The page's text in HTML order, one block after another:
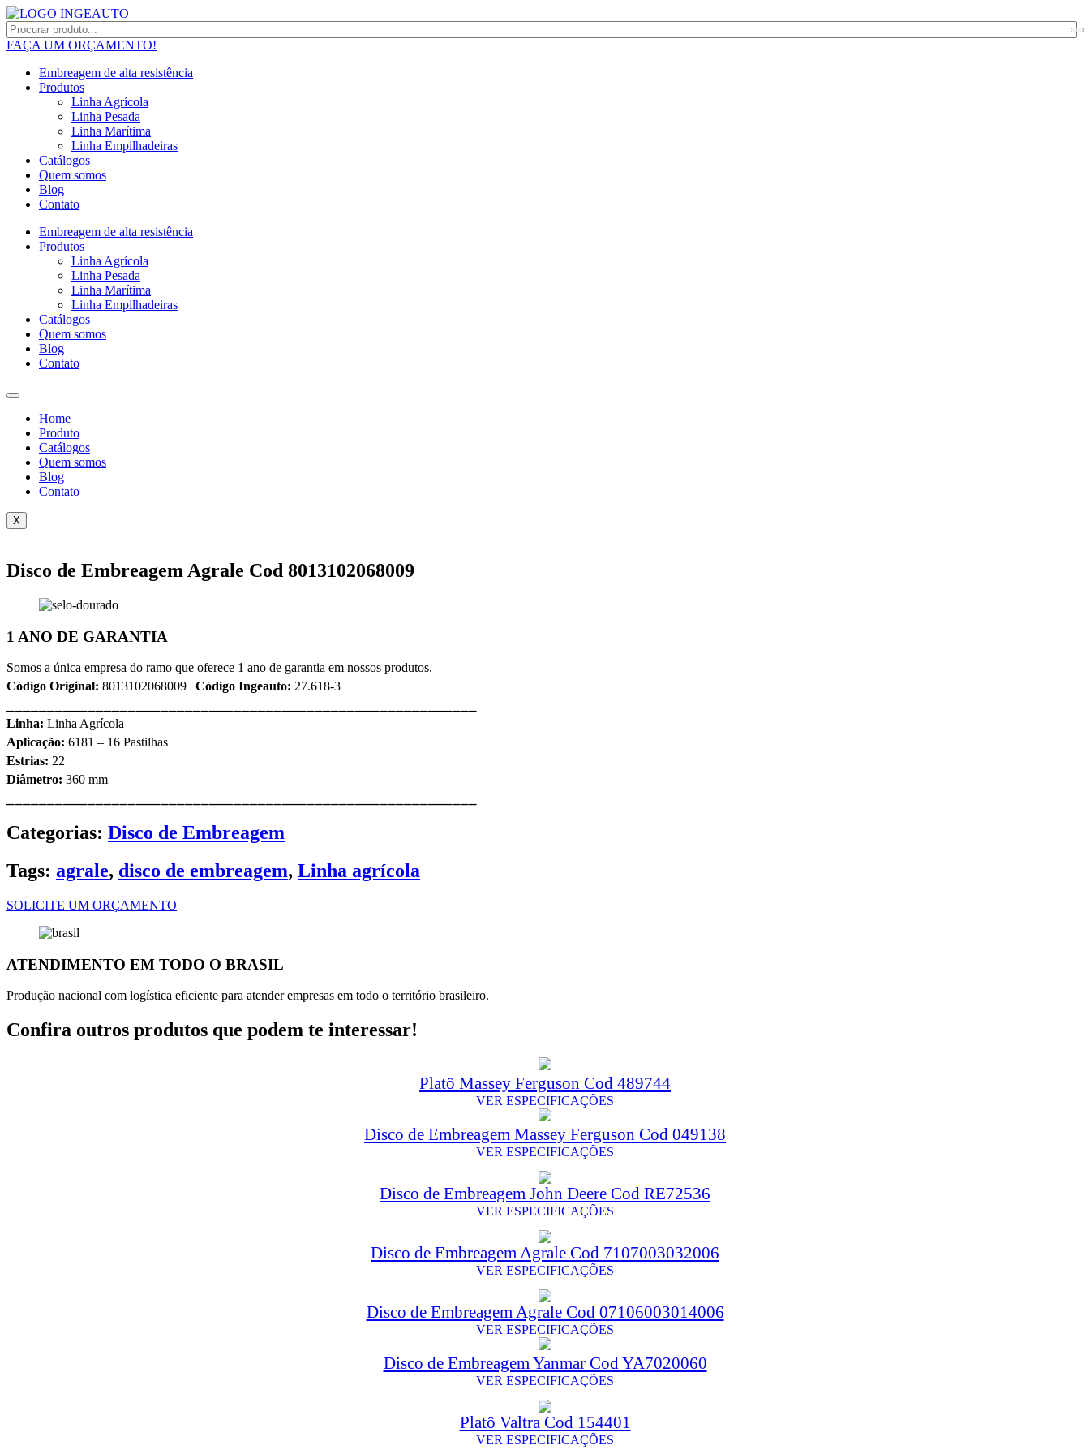
FAÇA UM ORÇAMENTO!
Embreagem de alta resistência
Produtos
Linha Agrícola
Linha Pesada
Linha Marítima
Linha Empilhadeiras
Catálogos
Quem somos
Blog
Contato
Embreagem de alta resistência
Produtos
Linha Agrícola
Linha Pesada
Linha Marítima
Linha Empilhadeiras
Catálogos
Quem somos
Blog
Contato
Home
Produto
Catálogos
Quem somos
Blog
Contato
X
Disco de Embreagem Agrale Cod 8013102068009
1 ANO DE GARANTIA
Somos a única empresa do ramo que oferece 1 ano de garantia em nossos produtos.
Código Original: 8013102068009 | Código Ingeauto: 27.618-3
Linha: Linha Agrícola
Aplicação: 6181 – 16 Pastilhas
Estrias: 22
Diâmetro: 360 mm
Categorias: Disco de Embreagem
Tags: agrale, disco de embreagem, Linha agrícola
SOLICITE UM ORÇAMENTO
ATENDIMENTO EM TODO O BRASIL
Produção nacional com logística eficiente para atender empresas em todo o território brasileiro.
Confira outros produtos que podem te interessar!
Platô Massey Ferguson Cod 489744
VER ESPECIFICAÇÕES
Disco de Embreagem Massey Ferguson Cod 049138
VER ESPECIFICAÇÕES
Disco de Embreagem John Deere Cod RE72536
VER ESPECIFICAÇÕES
Disco de Embreagem Agrale Cod 7107003032006
VER ESPECIFICAÇÕES
Disco de Embreagem Agrale Cod 07106003014006
VER ESPECIFICAÇÕES
Disco de Embreagem Yanmar Cod YA7020060
VER ESPECIFICAÇÕES
Platô Valtra Cod 154401
VER ESPECIFICAÇÕES